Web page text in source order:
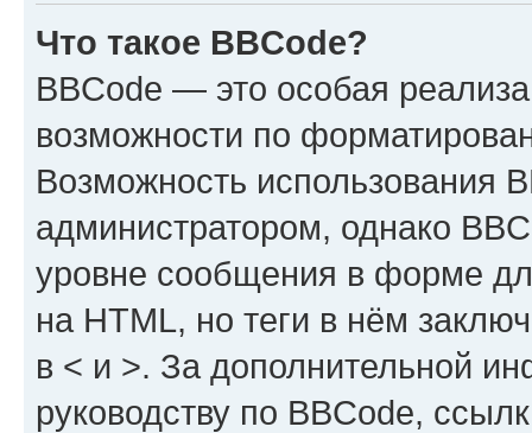
Что такое BBCode?
BBCode — это особая
возможности по
Возможность использования
администратором, однако
уровне сообщения в форме
на HTML, но теги в нём
в < и >. За дополнительной
руководству по BBCode,